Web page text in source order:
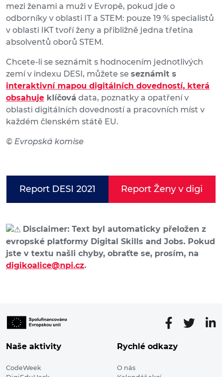
mezi ženami a muži v Evropě, pokud jde o
odborníky v oblasti IT a STEM: pouze 19 % specialistů
v oblasti IKT tvoří ženy a přibližně jedna třetina
absolventů oborů STEM.
Chcete-li se seznámit s hodnocením jednotlivých
zemí v indexu DESI, můžete se seznámit s
interaktivní mapou digitálních dovedností, která
obsahuje klíčová data, poznatky a opatření v
oblasti digitálních dovedností a pracovních míst v
každém členském státě EU.
© Evropská komise
Report DESI 2021 Report Ženy v digi
Disclaimer: Text byl automaticky přeložen z
evropské platformy Digital Skills and Jobs. Pokud
jste v textu našli chyby, obraťte se, prosím, na
digikoalice@npi.cz.
Naše aktivity
CodeWeek
Rychlé odkazy
O nás